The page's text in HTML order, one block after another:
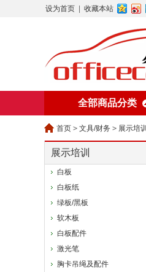
设为首页 收藏本站
全部商品分类
首页 > 文具/财务 > 展示培训
展示培训
白板
白板纸
绿板/黑板
软木板
白板配件
激光笔
胸卡吊绳及配件